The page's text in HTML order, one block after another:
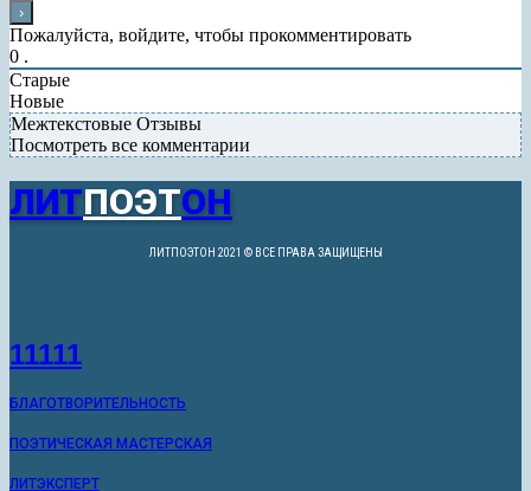
Пожалуйста, войдите, чтобы прокомментировать
0 .
Старые
Новые
Межтекстовые Отзывы
Посмотреть все комментарии
ЛИТПОЭТОН
ЛИТПОЭТОН 2021 © ВСЕ ПРАВА ЗАЩИЩЕНЫ
11111
БЛАГОТВОРИТЕЛЬНОСТЬ
ПОЭТИЧЕСКАЯ МАСТЕРСКАЯ
ЛИТЭКСПЕРТ